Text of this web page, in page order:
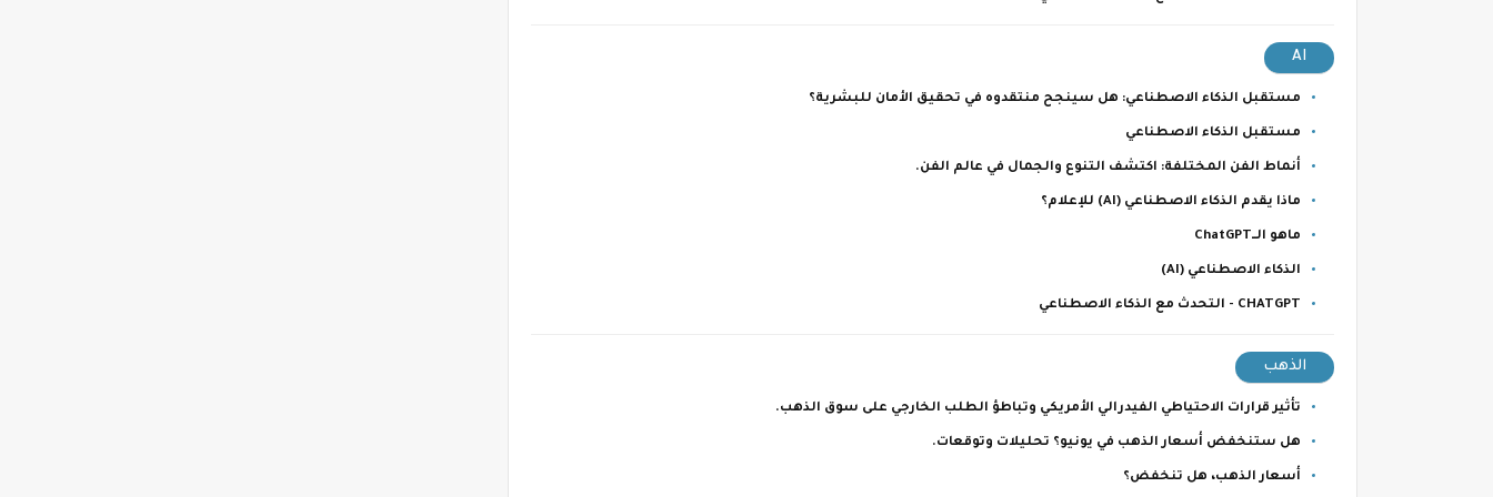
AI
مستقبل الذكاء الاصطناعي: هل سينجح منتقدوه في تحقيق الأمان للبشرية؟
مستقبل الذكاء الاصطناعي
أنماط الفن المختلفة: اكتشف التنوع والجمال في عالم الفن.
ماذا يقدم الذكاء الاصطناعي (AI) للإعلام؟
ماهو الــChatGPT
الذكاء الاصطناعي (AI)
CHATGPT - التحدث مع الذكاء الاصطناعي
الذهب
تأثير قرارات الاحتياطي الفيدرالي الأمريكي وتباطؤ الطلب الخارجي على سوق الذهب.
هل ستنخفض أسعار الذهب في يونيو؟ تحليلات وتوقعات.
أسعار الذهب، هل تنخفض؟